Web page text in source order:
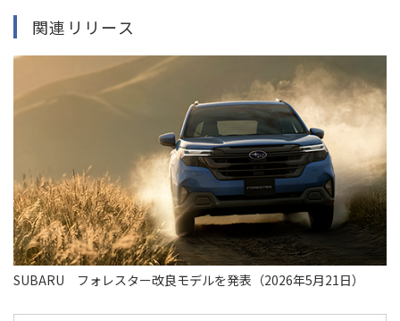
関連リリース
SUBARU フォレスター改良モデルを発表（2026年5月21日）